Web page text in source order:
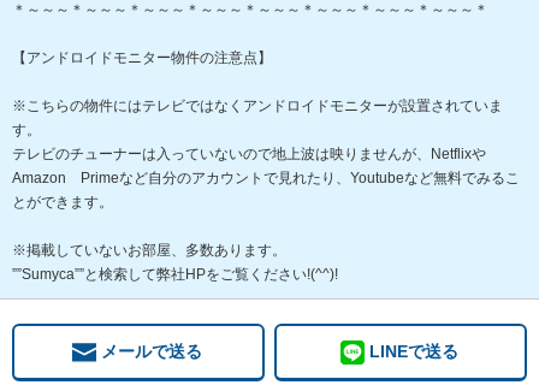
＊～～～＊～～～＊～～～＊～～～＊～～～＊～～～＊～～～＊～～～＊
【アンドロイドモニター物件の注意点】
※こちらの物件にはテレビではなくアンドロイドモニターが設置されていま
す。
テレビのチューナーは入っていないので地上波は映りませんが、Netflixや
Amazon Primeなど自分のアカウントで見れたり、Youtubeなど無料でみるこ
とができます。
※掲載していないお部屋、多数あります。
””Sumyca””と検索して弊社HPをご覧ください!(^^)!
メールで送る LINEで送る